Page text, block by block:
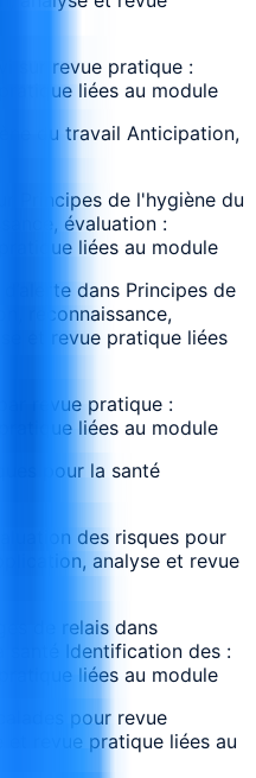
sur revue pratique :
liées au module
du travail Anticipation,
Principes de l'hygiène du
évaluation :
liées au module
dans Principes de
reconnaissance,
et revue pratique liées
revue pratique :
liées au module
pour la santé
des risques pour
analyse et revue
de relais dans
santé Identification des :
liées au module
pour revue
revue pratique liées au